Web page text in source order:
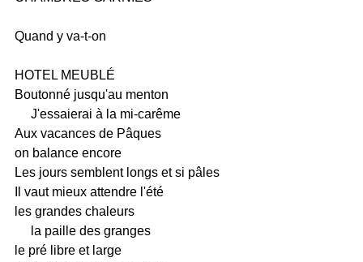
Quand y va-t-on
HOTEL MEUBLÉ
Boutonné jusqu'au menton
J'essaierai à la mi-carême
Aux vacances de Pâques
on balance encore
Les jours semblent longs et si pâles
Il vaut mieux attendre l'été
les grandes chaleurs
la paille des granges
le pré libre et large